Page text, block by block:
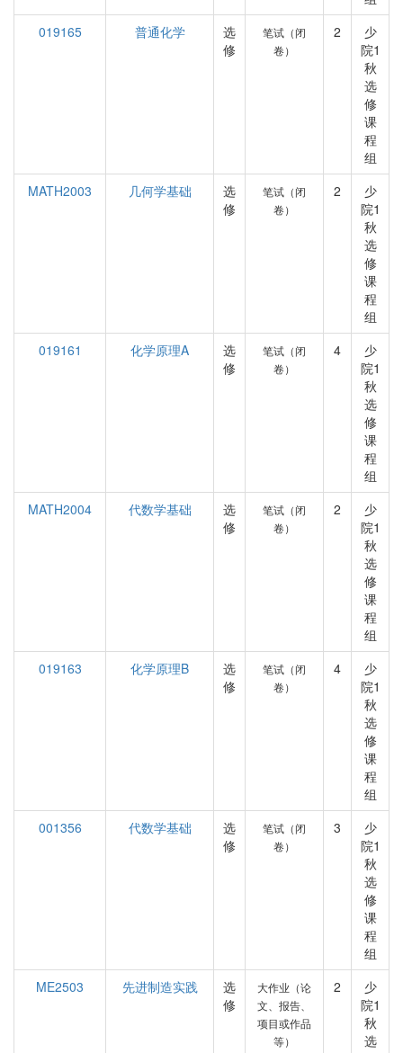
019165
普通化学
选
修
笔试（闭
卷）
2
少
院1
秋
选
修
课
程
组
MATH2003
几何学基础
选
修
笔试（闭
卷）
2
少
院1
秋
选
修
课
程
组
019161
化学原理A
选
修
笔试（闭
卷）
4
少
院1
秋
选
修
课
程
组
MATH2004
代数学基础
选
修
笔试（闭
卷）
2
少
院1
秋
选
修
课
程
组
019163
化学原理B
选
修
笔试（闭
卷）
4
少
院1
秋
选
修
课
程
组
001356
代数学基础
选
修
笔试（闭
卷）
3
少
院1
秋
选
修
课
程
组
ME2503
先进制造实践
选
修
大作业（论
文、报告、
项目或作品
等）
2
少
院1
秋
选